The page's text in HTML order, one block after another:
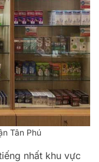
Tân Phú
nhất khu vực